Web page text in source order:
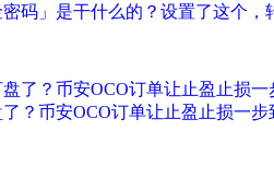
码」是干什么的？设置了这个，
？币安OCO订单让止盈止损一